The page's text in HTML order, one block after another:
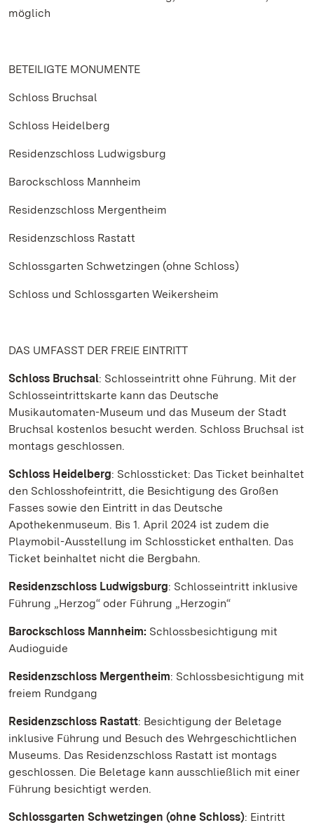
möglich
BETEILIGTE MONUMENTE
Schloss Bruchsal
Schloss Heidelberg
Residenzschloss Ludwigsburg
Barockschloss Mannheim
Residenzschloss Mergentheim
Residenzschloss Rastatt
Schlossgarten Schwetzingen (ohne Schloss)
Schloss und Schlossgarten Weikersheim
DAS UMFASST DER FREIE EINTRITT
Schloss Bruchsal: Schlosseintritt ohne Führung. Mit der
Schlosseintrittskarte kann das Deutsche
Musikautomaten-Museum und das Museum der Stadt
Bruchsal kostenlos besucht werden. Schloss Bruchsal ist
montags geschlossen.
Schloss Heidelberg: Schlossticket: Das Ticket beinhaltet
den Schlosshofeintritt, die Besichtigung des Großen
Fasses sowie den Eintritt in das Deutsche
Apothekenmuseum. Bis 1. April 2024 ist zudem die
Playmobil-Ausstellung im Schlossticket enthalten. Das
Ticket beinhaltet nicht die Bergbahn.
Residenzschloss Ludwigsburg: Schlosseintritt inklusive
Führung „Herzog“ oder Führung „Herzogin“
Barockschloss Mannheim: Schlossbesichtigung mit
Audioguide
Residenzschloss Mergentheim: Schlossbesichtigung mit
freiem Rundgang
Residenzschloss Rastatt: Besichtigung der Beletage
inklusive Führung und Besuch des Wehrgeschichtlichen
Museums. Das Residenzschloss Rastatt ist montags
geschlossen. Die Beletage kann ausschließlich mit einer
Führung besichtigt werden.
Schlossgarten Schwetzingen (ohne Schloss): Eintritt